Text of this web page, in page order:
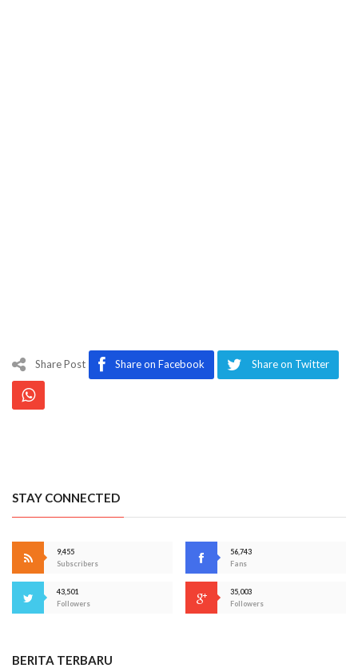
Share Post Share on Facebook Share on Twitter
STAY CONNECTED
9,455
Subscribers
56,743
Fans
43,501
Followers
35,003
Followers
BERITA TERBARU